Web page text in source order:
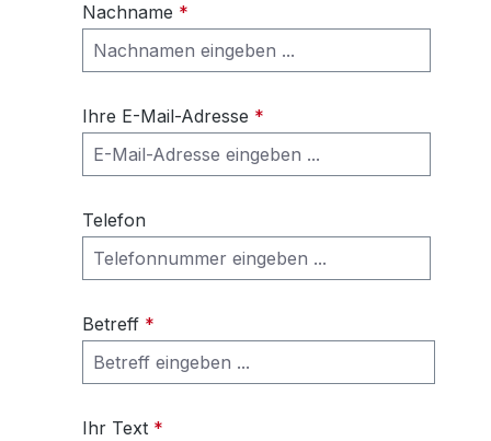
Nachname *
Ihre E-Mail-Adresse *
Telefon
Betreff *
Ihr Text *